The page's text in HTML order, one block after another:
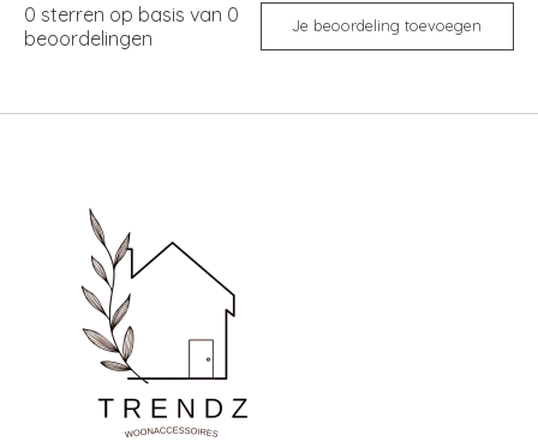
0 sterren op basis van 0
beoordelingen
Je beoordeling toevoegen